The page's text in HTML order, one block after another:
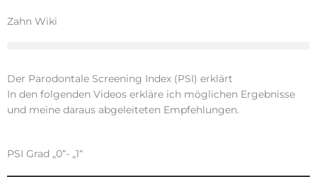
Zahn Wiki
Der Parodontale Screening Index (PSI) erklärt
In den folgenden Videos erkläre ich möglichen Ergebnisse
und meine daraus abgeleiteten Empfehlungen.
PSI Grad „0“- „1“